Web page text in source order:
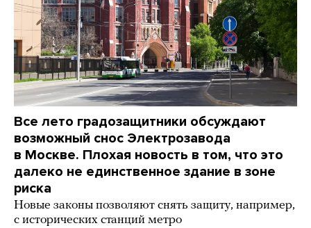
Все лето градозащитники обсуждают
возможный снос Электрозавода
в Москве. Плохая новость в том, что это
далеко не единственное здание в зоне
риска
Новые законы позволяют снять защиту, например,
с исторических станций метро